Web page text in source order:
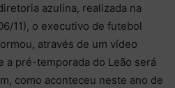
azulina, realizada na
11), o executivo de futebol
através de um vídeo
a pré-temporada do Leão será
como aconteceu neste ano de